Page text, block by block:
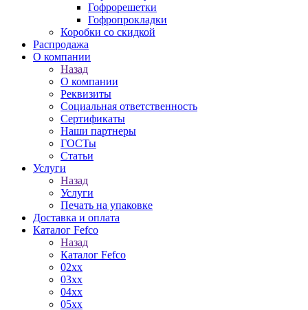
Гофрорешетки
Гофропрокладки
Коробки со скидкой
Распродажа
О компании
Назад
О компании
Реквизиты
Социальная ответственность
Сертификаты
Наши партнеры
ГОСТы
Статьи
Услуги
Назад
Услуги
Печать на упаковке
Доставка и оплата
Каталог Fefco
Назад
Каталог Fefco
02xx
03xx
04xx
05xx